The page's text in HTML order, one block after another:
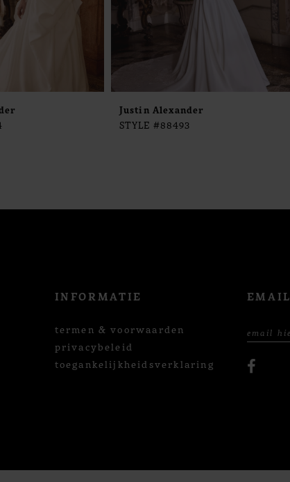
Justin Alexander
STYLE #88493
INFORMATIE
termen & voorwaarden
privacybeleid
toegankelijkheidsverklaring
EMAIL